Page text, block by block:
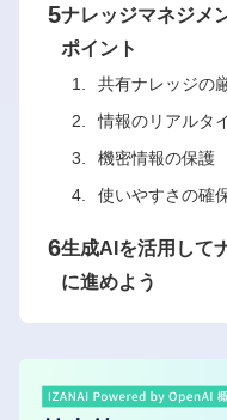
5ナレッジマネジメ
ポイント
共有ナレッジの
情報のリアルタ
機密情報の保護
使いやすさの確
6生成AIを活用して
に進めよう